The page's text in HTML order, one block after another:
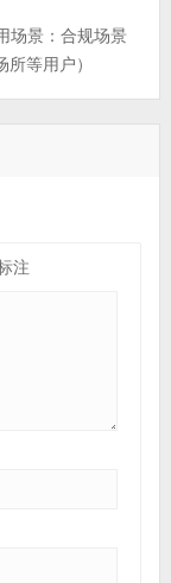
场景：合规场景
等用户）
注